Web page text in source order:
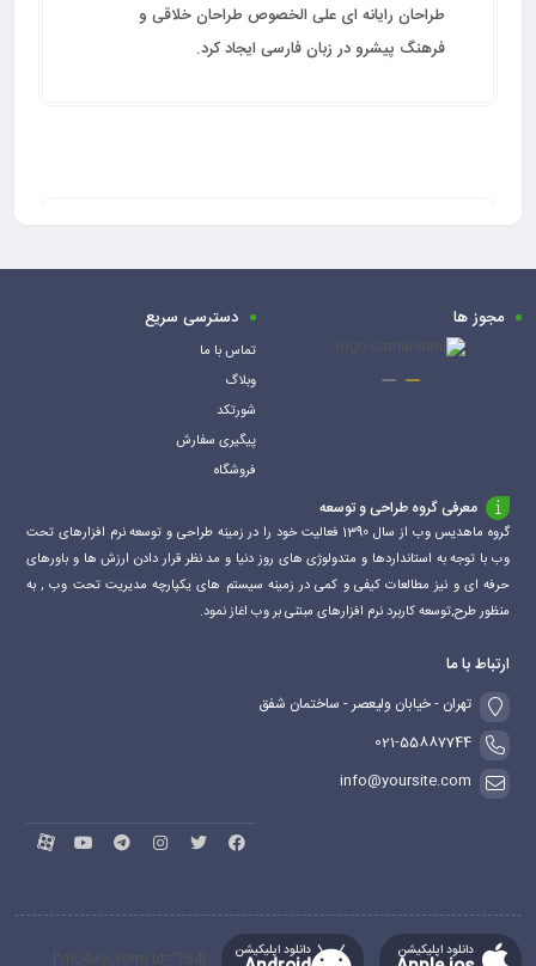
طراحان رایانه ای علی الخصوص طراحان خلاقی و
فرهنگ پیشرو در زبان فارسی ایجاد کرد.
/ عکس
مجوز ها دسترسی سریع
تماس با ما
وبلاگ
شورتکد
پیگیری سفارش
فروشگاه
معرفی گروه طراحی و توسعه
گروه ماهدیس وب از سال 1390 فعالیت خود را در زمینه طراحی و توسعه نرم افزارهای تحت
وب با توجه به استانداردها و متدولوژی های روز دنیا و مد نظر قرار دادن ارزش ها و باورهای
حرفه ای و نیز مطالعات کیفی و کمی در زمینه سیستم های یکپارچه مدیریت تحت وب , به
منظور طرح,توسعه کاربرد نرم افزارهای مبتنی بر وب اغاز نمود.
ارتباط با ما
تهران - خیابان ولیعصر - ساختمان شفق
021-55887744
info@yoursite.com
دانلود اپلیکیشن دانلود اپلیکیشن